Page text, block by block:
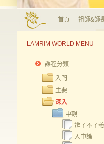
首頁 祖師&師
LAMRIM WORLD MENU
課程分類
入門
主要
深入
中觀
辨了不了
入中論